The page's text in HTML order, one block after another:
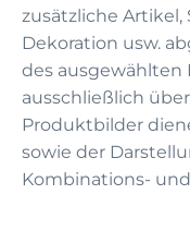
zusätzliche
Dekoration usw.
des ausgewählten
ausschließlich
Produktbilder
sowie der
Kombinations-